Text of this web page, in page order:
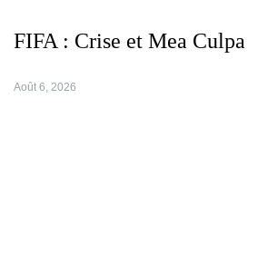
FIFA : Crise et Mea Culpa
Août 6, 2026